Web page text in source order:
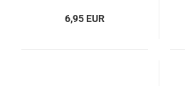
6,95 EUR